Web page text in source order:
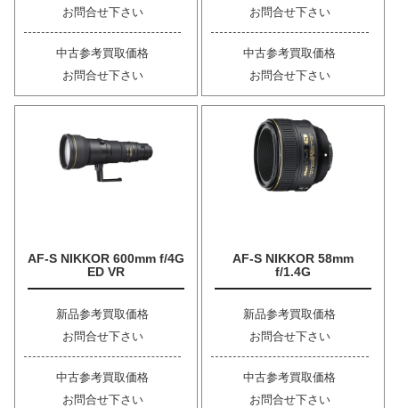
お問合せ下さい
中古参考買取価格
お問合せ下さい
お問合せ下さい
中古参考買取価格
お問合せ下さい
AF-S NIKKOR 600mm f/4G
ED VR
新品参考買取価格
お問合せ下さい
中古参考買取価格
お問合せ下さい
AF-S NIKKOR 58mm
f/1.4G
新品参考買取価格
お問合せ下さい
中古参考買取価格
お問合せ下さい